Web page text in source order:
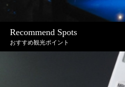
Recommend Spots
おすすめ観光ポイント